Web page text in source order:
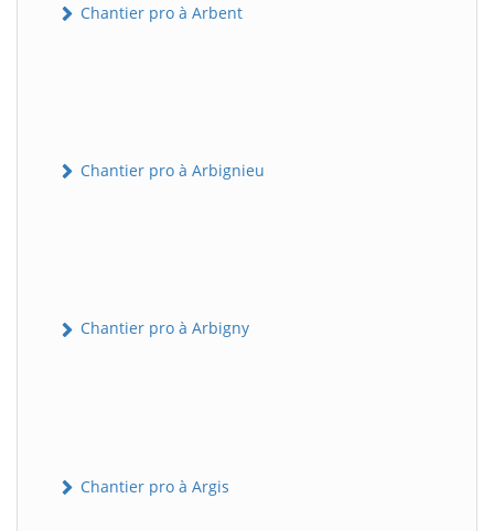
Chantier pro à Arbent
Chantier pro à Arbignieu
Chantier pro à Arbigny
Chantier pro à Argis